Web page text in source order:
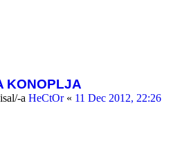
KONOPLJA
a HeCtOr« 11 Dec 2012, 22:26